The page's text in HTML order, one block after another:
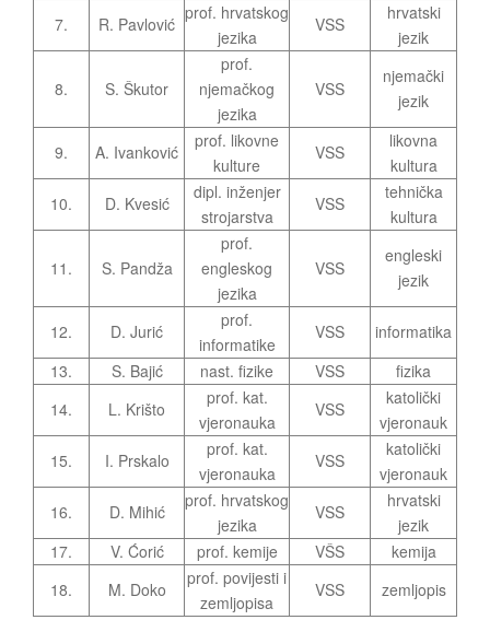
7. R. Pavlović
prof. hrvatskog
jezika
VSS
hrvatski
jezik
8. S. Škutor
prof.
njemačkog
jezika
VSS
njemački
jezik
9. A. Ivanković
prof. likovne
kulture
VSS
likovna
kultura
10.
D. Kvesić
dipl. inženjer
strojarstva
VSS
tehnička
kultura
11. S. Pandža
prof.
engleskog
jezika
VSS
engleski
jezik
12. D. Jurić
prof.
informatike
VSS
informatika
13.
S. Bajić nast. fizike VSS
fizika
14.
L. Krišto
prof. kat.
vjeronauka
VSS
katolički
vjeronauk
15.
I. Prskalo
prof. kat.
vjeronauka
VSS
katolički
vjeronauk
16.
D. Mihić
prof. hrvatskog
jezika
VSS
hrvatski
jezik
17.
V. Ćorić prof. kemije VŠS
kemija
18.
M. Doko
prof. povijesti i
zemljopisa
VSS zemljopis